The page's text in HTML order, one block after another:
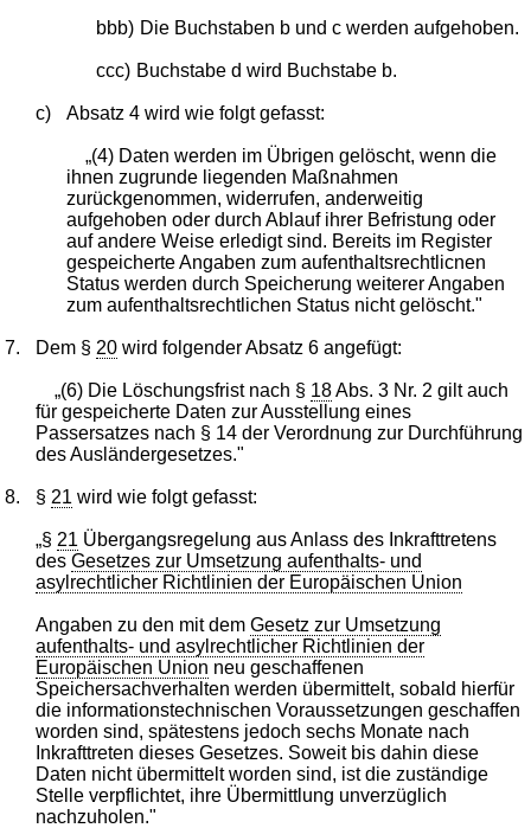
bbb) Die Buchstaben b und c werden aufgehoben.
ccc) Buchstabe d wird Buchstabe b.
c) Absatz 4 wird wie folgt gefasst:
„(4) Daten werden im Übrigen gelöscht, wenn die
ihnen zugrunde liegenden Maßnahmen
zurückgenommen, widerrufen, anderweitig
aufgehoben oder durch Ablauf ihrer Befristung oder
auf andere Weise erledigt sind. Bereits im Register
gespeicherte Angaben zum aufenthaltsrechtlicnen
Status werden durch Speicherung weiterer Angaben
zum aufenthaltsrechtlichen Status nicht gelöscht."
7. Dem § 20 wird folgender Absatz 6 angefügt:
„(6) Die Löschungsfrist nach § 18Abs. 3 Nr. 2 gilt auch
für gespeicherte Daten zur Ausstellung eines
Passersatzes nach § 14 der Verordnung zur Durchführung
des Ausländergesetzes."
8. § 21 wird wie folgt gefasst:
„§ 21 Übergangsregelung aus Anlass des Inkrafttretens
desGesetzes zur Umsetzung aufenthalts- und
asylrechtlicher Richtlinien der Europäischen Union
Angaben zu den mit demGesetz zur Umsetzung
aufenthalts- und asylrechtlicher Richtlinien der
Europäischen Union neu geschaffenen
Speichersachverhalten werden übermittelt, sobald hierfür
die informationstechnischen Voraussetzungen geschaffen
worden sind, spätestens jedoch sechs Monate nach
Inkrafttreten dieses Gesetzes. Soweit bis dahin diese
Daten nicht übermittelt worden sind, ist die zuständige
Stelle verpflichtet, ihre Übermittlung unverzüglich
nachzuholen."